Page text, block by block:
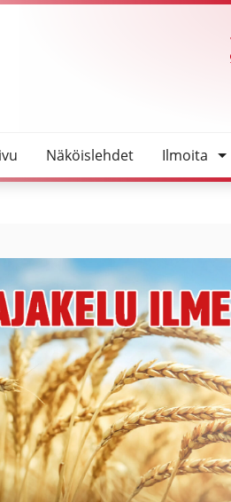
Näköislehdet Ilmoita